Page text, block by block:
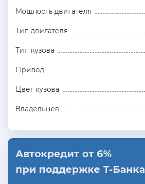
Мощность двигателя
Тип двигателя
Тип кузова
Привод
Цвет кузова
Владельцев
Автокредит от 6%
при поддержке Т-Банка